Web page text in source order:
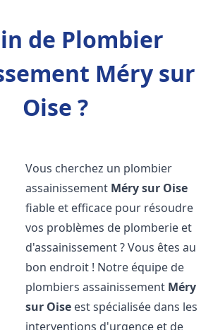
de Plombier
Méry sur
Oise ?
Vous cherchez un plombier
assainissement Méry sur Oise
fiable et efficace pour résoudre
vos problèmes de plomberie et
d'assainissement ? Vous êtes au
bon endroit ! Notre équipe de
plombiers assainissement Méry
sur Oise est spécialisée dans les
interventions d'urgence et de